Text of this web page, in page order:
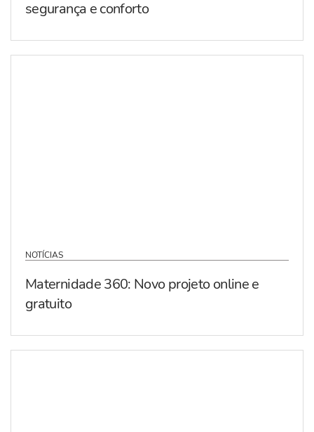
segurança e conforto
NOTÍCIAS
Maternidade 360: Novo projeto online e
gratuito